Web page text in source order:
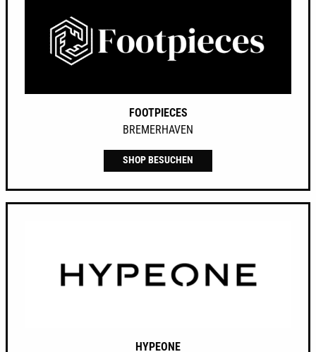
FOOTPIECES
BREMERHAVEN
SHOP BESUCHEN
HYPEONE